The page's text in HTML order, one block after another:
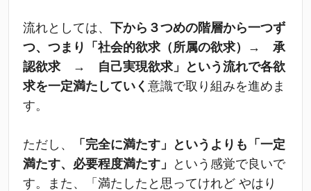
流れとしては、 下から３つめの階層から一つず
つ、つまり「社会的欲求（所属の欲求）→ 承
認欲求 → 自己実現欲求」という流れで各欲
求を一定満たしていく 意識で取り組みを進めま
す。
ただし、
「完全に満たす」というよりも「一定
満たす、必要程度満たす」
という感覚で良いで
す。また、「満たしたと思ってけれど やはり